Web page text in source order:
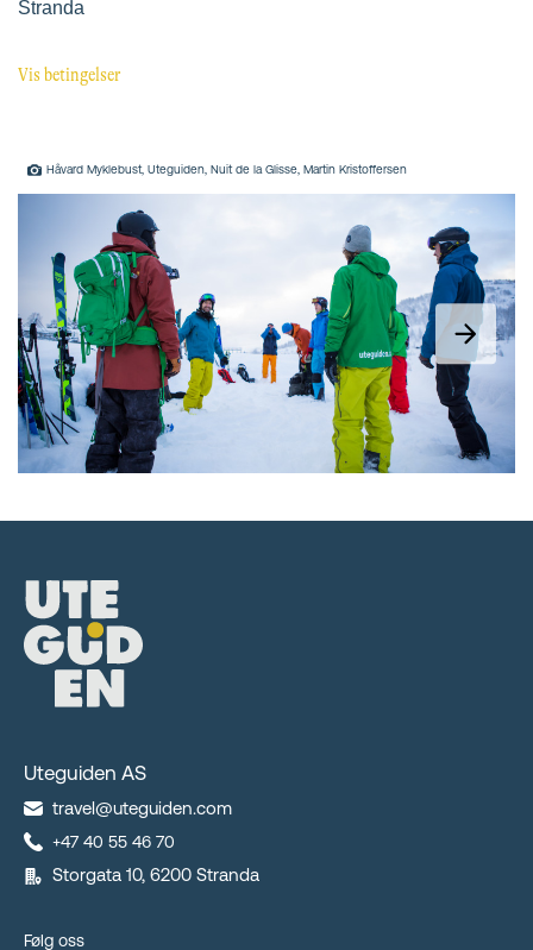
Håvard Myklebust, Uteguiden, Nuit de la Glisse, Martin Kristoffersen
Uteguiden AS
travel@uteguiden.com
+47 40 55 46 70
Storgata 10, 6200 Stranda
Følg oss